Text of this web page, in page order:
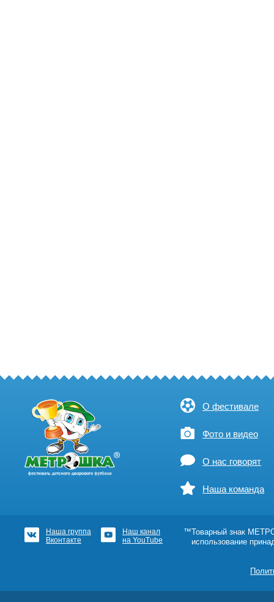
О фестивале
Фото и видео
О нас говорят
Наша команда
Наша группа
Вконтакте
Наш канал
на YouTube
™Товарный знак
использование